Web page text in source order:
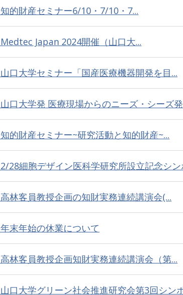
知的財産セミナー6/10・7/10・7...
Medtec Japan 2024開催（山口大...
山口大学セミナー「国産医療機器開発を目...
山口大学発 医療現場からのニーズ・シーズ
知的財産セミナー~研究活動と知的財産~...
2/28細胞デザイン医科学研究所設立記念シン
高林客員教授企画の知財実務連続講演会(...
年末年始の休業について
高林客員教授企画知財実務連続講演会（第...
山口大学グリーン社会推進研究会第3回シン